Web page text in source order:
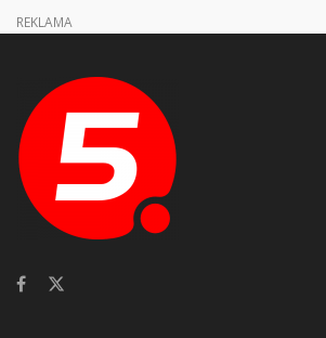
REKLAMA